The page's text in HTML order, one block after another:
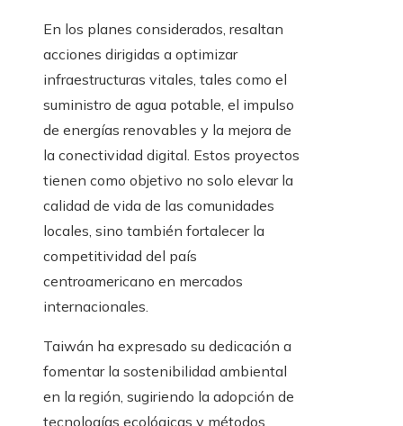
En los planes considerados, resaltan
acciones dirigidas a optimizar
infraestructuras vitales, tales como el
suministro de agua potable, el impulso
de energías renovables y la mejora de
la conectividad digital. Estos proyectos
tienen como objetivo no solo elevar la
calidad de vida de las comunidades
locales, sino también fortalecer la
competitividad del país
centroamericano en mercados
internacionales.
Taiwán ha expresado su dedicación a
fomentar la sostenibilidad ambiental
en la región, sugiriendo la adopción de
tecnologías ecológicas y métodos